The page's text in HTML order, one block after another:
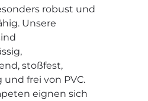
robust und
Unsere
stoßfest,
frei von PVC.
eignen sich